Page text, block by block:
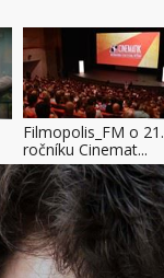
Filmopolis_FM o 21.
ročníku Cinemat...